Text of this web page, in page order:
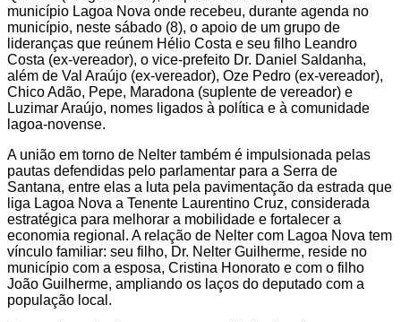
município Lagoa Nova onde recebeu, durante agenda no
município, neste sábado (8), o apoio de um grupo de
lideranças que reúnem Hélio Costa e seu filho Leandro
Costa (ex-vereador), o vice-prefeito Dr. Daniel Saldanha,
além de Val Araújo (ex-vereador), Oze Pedro (ex-vereador),
Chico Adão, Pepe, Maradona (suplente de vereador) e
Luzimar Araújo, nomes ligados à política e à comunidade
lagoa-novense.
A união em torno de Nelter também é impulsionada pelas
pautas defendidas pelo parlamentar para a Serra de
Santana, entre elas a luta pela pavimentação da estrada que
liga Lagoa Nova a Tenente Laurentino Cruz, considerada
estratégica para melhorar a mobilidade e fortalecer a
economia regional. A relação de Nelter com Lagoa Nova tem
vínculo familiar: seu filho, Dr. Nelter Guilherme, reside no
município com a esposa, Cristina Honorato e com o filho
João Guilherme, ampliando os laços do deputado com a
população local.